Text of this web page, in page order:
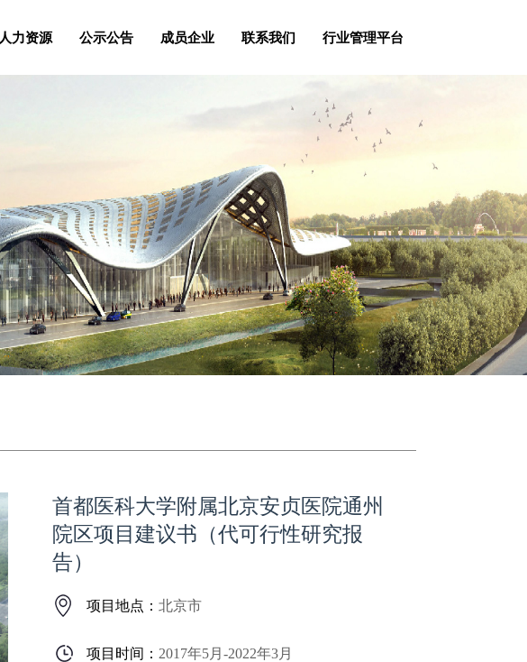
人力资源 公示公告 成员企业 联系我们 行业管理平台
首都医科大学附属北京安贞医院通州
院区项目建议书（代可行性研究报
告）
项目地点： 北京市
项目时间： 2017年5月-2022年3月